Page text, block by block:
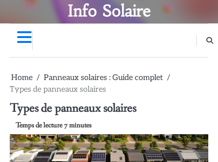
Info Solaire
Home
Panneaux solaires : Guide complet
Types de panneaux solaires
Types de panneaux solaires